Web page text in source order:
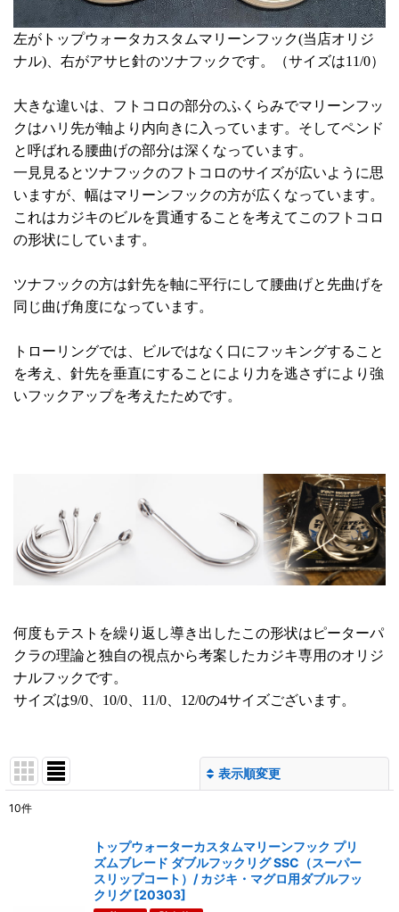
左がトップウォータカスタムマリーンフック(当店オリジ
ナル)、右がアサヒ針のツナフックです。（サイズは11/0）
大きな違いは、フトコロの部分のふくらみでマリーンフッ
クはハリ先が軸より内向きに入っています。そしてペンド
と呼ばれる腰曲げの部分は深くなっています。
一見見るとツナフックのフトコロのサイズが広いように思
いますが、幅はマリーンフックの方が広くなっています。
これはカジキのビルを貫通することを考えてこのフトコロ
の形状にしています。
ツナフックの方は針先を軸に平行にして腰曲げと先曲げを
同じ曲げ角度になっています。
トローリングでは、ビルではなく口にフッキングすること
を考え、針先を垂直にすることにより力を逃さずにより強
いフックアップを考えたためです。
何度もテストを繰り返し導き出したこの形状はピーターパ
クラの理論と独自の視点から考案したカジキ専用のオリジ
ナルフックです。
サイズは9/0、10/0、11/0、12/0の4サイズございます。
表示順変更
10件
トップウォーターカスタムマリーンフック プリ
ズムブレード ダブルフックリグ SSC（スーパー
スリップコート）/ カジキ・マグロ用ダブルフッ
クリグ[20303]